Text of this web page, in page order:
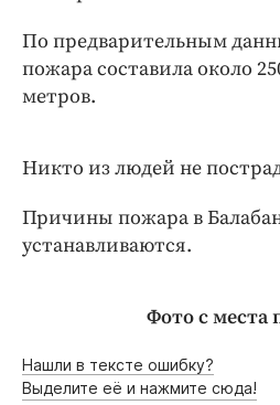
По предварительным
пожара составила около
метров.
Никто из людей не
Причины пожара в
устанавливаются.
Фото с места
Нашли в тексте ошибку?
Выделите её и нажмите сюда!